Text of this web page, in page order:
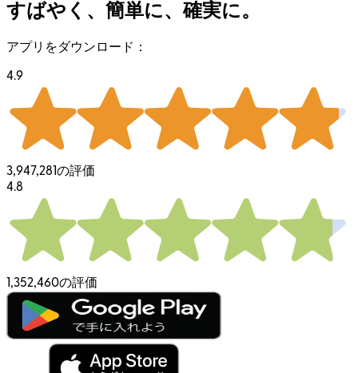
すばやく、簡単に、確実に。
アプリをダウンロード：
4.9
3,947,281の評価
4.8
1,352,460の評価